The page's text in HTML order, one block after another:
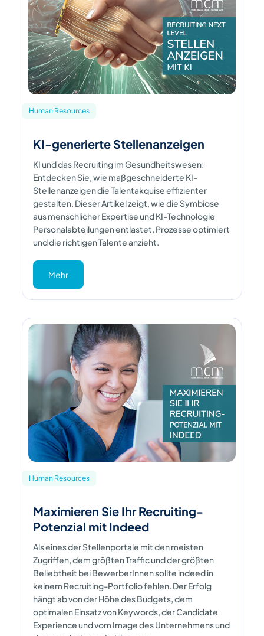
Human Resources
KI-generierte Stellenanzeigen
KI und das Recruiting im Gesundheitswesen:
Entdecken Sie, wie maßgeschneiderte KI-
Stellenanzeigen die Talentakquise effizienter
gestalten. Dieser Artikel zeigt, wie die Symbiose
aus menschlicher Expertise und KI-Technologie
Personalabteilungen entlastet, Prozesse optimiert
und die richtigen Talente anzieht.
Mehr
Human Resources
Maximieren Sie Ihr Recruiting-
Potenzial mit Indeed
Als eines der Stellenportale mit den meisten
Zugriffen, dem größten Traffic und der größten
Beliebtheit bei BewerberInnen sollte indeed in
keinem Recruiting-Portfolio fehlen. Der Erfolg
hängt ab von der Höhe des Budgets, dem
optimalen Einsatz von Keywords, der Candidate
Experience und vom Image des Unternehmens und